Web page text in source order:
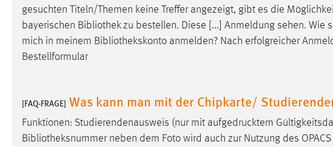
gesuchten Titeln/Themen keine Treffer angezeigt, gibt es die
bayerischen Bibliothekzu bestellen. Diese [...] Anmeldung sehen. Wie
mich in meinem Bibliothekskonto anmelden? Nach erfolgreicher
Bestellformular
[FAQ-FRAGE] Was kann man mit der Chipkarte/
Funktionen: Studierendenausweis (nur mit aufgedrucktem
Bibliotheksnummerneben dem Foto wird auch zur Nutzung des
Plattformen anzeigen zu können, werden von diesen
externen Medien Cookies gesetzt.
YouTube